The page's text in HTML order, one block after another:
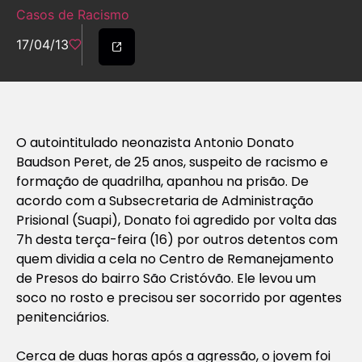
Casos de Racismo
17/04/13
O autointitulado neonazista Antonio Donato
Baudson Peret, de 25 anos, suspeito de racismo e
formação de quadrilha, apanhou na prisão. De
acordo com a Subsecretaria de Administração
Prisional (Suapi), Donato foi agredido por volta das
7h desta terça-feira (16) por outros detentos com
quem dividia a cela no Centro de Remanejamento
de Presos do bairro São Cristóvão. Ele levou um
soco no rosto e precisou ser socorrido por agentes
penitenciários.
Cerca de duas horas após a agressão, o jovem foi